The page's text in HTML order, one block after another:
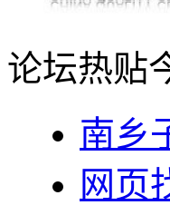
论坛热贴
南乡
网页